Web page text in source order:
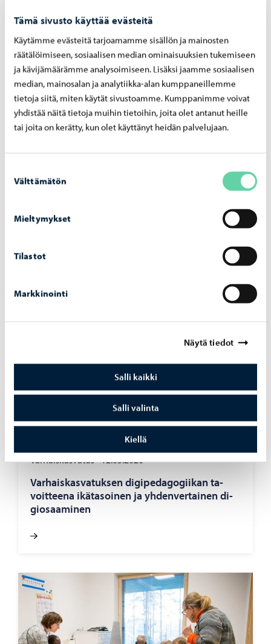
Tämä sivusto käyttää evästeitä
Käytämme evästeitä tarjoamamme sisällön ja mainosten
räätälöimiseen, sosiaalisen median ominaisuuksien tukemiseen
ja kävijämäärämme analysoimiseen. Lisäksi jaamme sosiaalisen
median, mainosalan ja analytiikka-alan kumppaneillemme
tietoja siitä, miten käytät sivustoamme. Kumppanimme voivat
yhdistää näitä tietoja muihin tietoihin, joita olet antanut heille
tai joita on kerätty, kun olet käyttänyt heidän palvelujaan.
valinta
Välttämätön
Mieltymykset
Tilastot
Markkinointi
Näytä tiedot
Salli kaikki
Salli valinta
Kiellä
opetustilat 200 oppilaalle ja ruokala. Väestönsuoja
rakennetaan koulurakennusten itäiselle puolelle.
Jaa FacebookJaa LinkedIn Jaa WhatsApp
Aiheeseen liittyvät uutiset
Il­moi­ta lap­se­si hoi­toa­jat ke­säk­si ajois­sa, pe­
Varhaiskasvatus-12.03.2026
Var­hais­kas­va­tuk­sen di­gi­pe­da­go­gii­kan ta­
voit­tee­na ikä­ta­soi­nen ja yh­den­ver­tai­nen di­
gio­saa­mi­nen